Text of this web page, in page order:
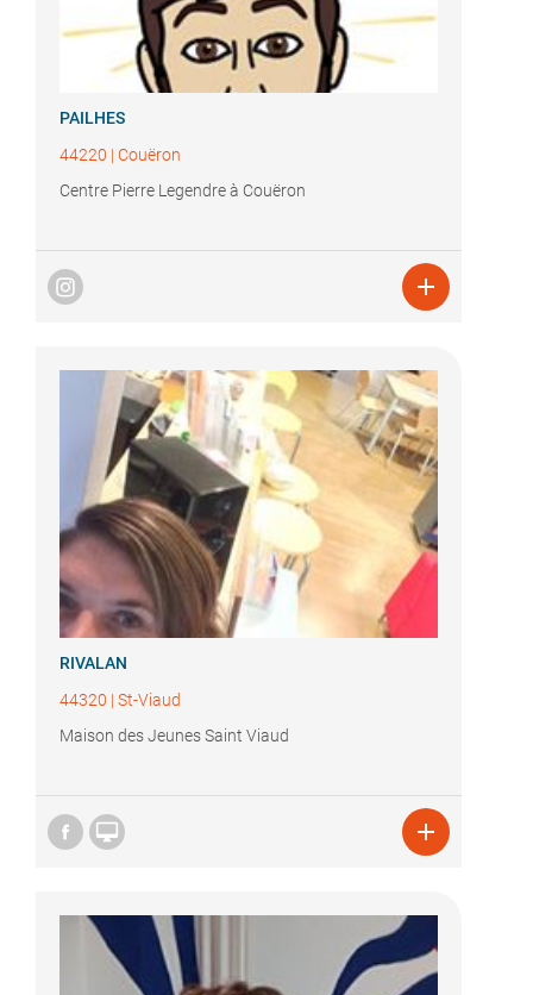
PAILHES
44220 | Couëron
Centre Pierre Legendre à Couëron

RIVALAN
44320 | St-Viaud
Maison des Jeunes Saint Viaud
 